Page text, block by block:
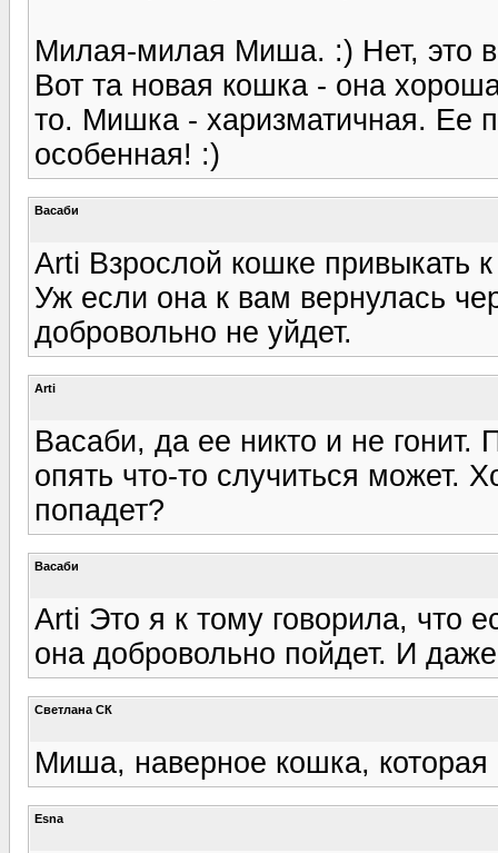
Милая-милая Миша. :) Нет, это
Вот та новая кошка - она
то. Мишка - харизматичная. Ее
особенная! :)
Васаби
Arti Взрослой кошке привыкать
Уж если она к вам вернулась
добровольно не уйдет.
Arti
Васаби, да ее никто и не
опять что-то случиться может.
попадет?
Васаби
Arti Это я к тому говорила, что
она добровольно пойдет. И
Светлана СК
Миша, наверное кошка, которая
Esna